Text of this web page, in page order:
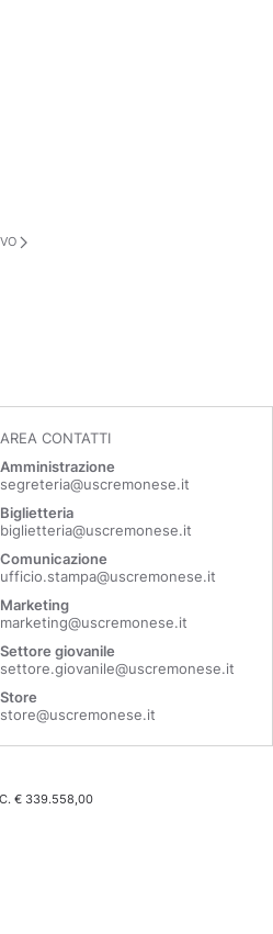
AREA CONTATTI
Amministrazione
segreteria@uscremonese.it
Biglietteria
biglietteria@uscremonese.it
Comunicazione
ufficio.stampa@uscremonese.it
Marketing
marketing@uscremonese.it
Settore giovanile
settore.giovanile@uscremonese.it
Store
store@uscremonese.it
€ 339.558,00